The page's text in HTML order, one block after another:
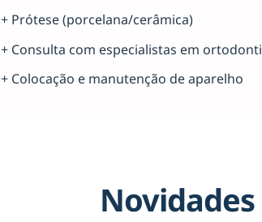
+ Prótese (porcelana/cerâmica)
+ Consulta com especialistas em
+ Colocação e manutenção de aparelho